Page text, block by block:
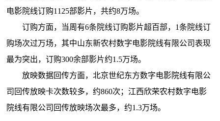
电影院线订购1125部影片，共约8万场。
订购方面，当周有6条院线订购影片超百部，1条院线订
购场次过万场，其中山东新农村数字电影院线有限公司表现
最为突出，订购300余部影片约1.5万场。
放映数据回传方面，北京世纪东方数字电影院线有限公
司回传放映卡次数较多，约860次；江西欣荣农村数字电影
院线有限公司回传放映场次最多，约1.3万场。